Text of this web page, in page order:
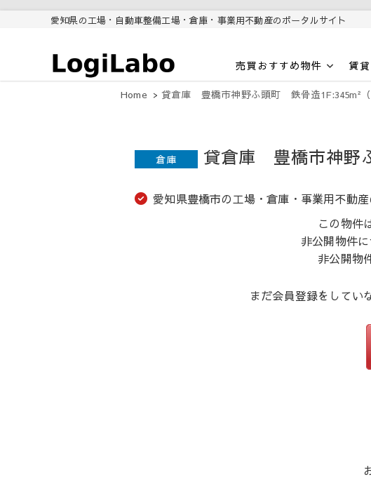
愛知県の工場・自動車整備工場・倉庫・事業用不動産のポータルサイト
ロジラボ
愛知県の工場・クレーン付工
場・自動車整備工場・倉庫・事
業用不動産のポータルサイト
売買おすすめ物件 賃
Home 貸倉庫 豊橋市神野ふ頭町 鉄骨造1F:345m²（
倉庫 貸倉庫 豊橋市神野
愛知県豊橋市の工場・倉庫・事業用不動
この物件
非公開物件
非公開物
まだ会員登録をしてい